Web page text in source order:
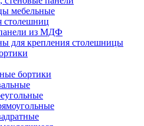
мебельные
столешниц
из МДФ
для крепления столешницы
бортики